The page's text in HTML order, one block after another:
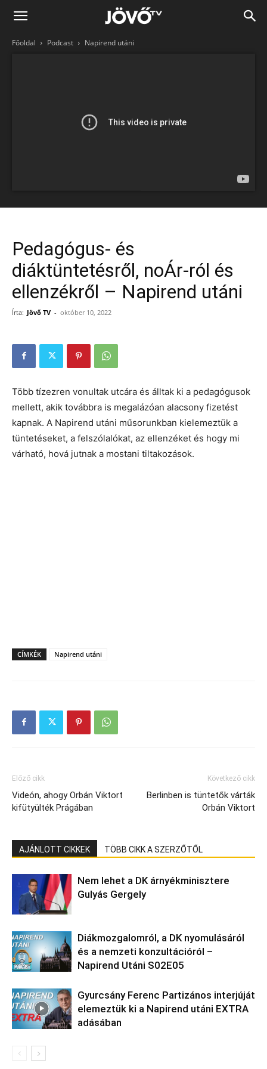
Jövő
Főoldal Podcast Napirend utáni
Pedagógus- és
diáktüntetésről, noÁr-ról és
ellenzékről – Napirend utáni
Írta: Jövő TV - október 10, 2022
Több tízezren vonultak utcára és álltak ki a pedagógusok
mellett, akik továbbra is megalázóan alacsony fizetést
kapnak. A Napirend utáni műsorunkban kielemeztük a
tüntetéseket, a felszólalókat, az ellenzéket és hogy mi
várható, hová jutnak a mostani tiltakozások.
CÍMKÉK Napirend utáni
Előző cikk
Videón, ahogy Orbán Viktort
kifütyülték Prágában
Következő cikk
Berlinben is tüntetők várták
Orbán Viktort
AJÁNLOTT CIKKEK TÖBB CIKK A SZERZŐTŐL
Nem lehet a DK árnyékminisztere
Gulyás Gergely
Diákmozgalomról, a DK nyomulásáról
és a nemzeti konzultációról –
Napirend Utáni S02E05
Gyurcsány Ferenc Partizános interjúját
elemeztük ki a Napirend utáni EXTRA
adásában